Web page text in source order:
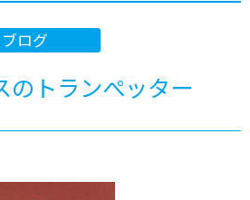
ブログ
のトランぺッター